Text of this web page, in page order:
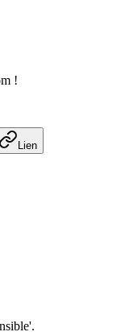
!
Lien